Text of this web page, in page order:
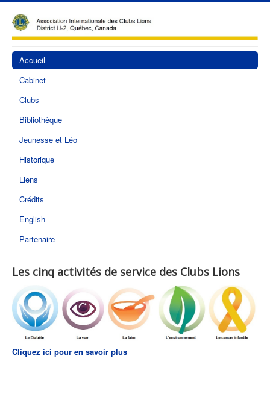
Accueil
Cabinet
Clubs
Bibliothèque
Jeunesse et Léo
Historique
Liens
Crédits
English
Partenaire
Les cinq activités de service des Clubs Lions
Cliquez ici pour en savoir plus